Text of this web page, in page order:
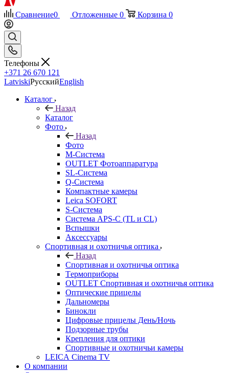
Сравнение0 Отложенные 0 Корзина 0
Телефоны
+371 26 670 121
LatviskiРусскийEnglish
Каталог
Назад
Каталог
Фото
Назад
Фото
M-Система
OUTLET Фотоаппаратура
SL-Система
Q-Cистема
Компактные камеры
Leica SOFORT
S-Система
Система APS-C (TL и CL)
Вспышки
Аксессуары
Спортивная и охотничья оптика
Назад
Спортивная и охотничья оптика
Tермоприборы
OUTLET Спортивная и охотничья оптика
Оптические прицелы
Дальномеры
Бинокли
Цифровые прицелы День/Ночь
Подзорные трубы
Крепления для оптики
Спортивные и охотничьи камеры
LEICA Cinema TV
О компании